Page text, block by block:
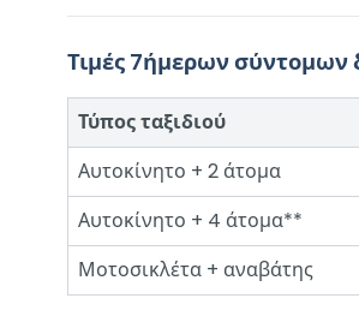
Τιμές 7ήμερων
Τύπος ταξιδιού
Αυτοκίνητο + 2 άτομα
Αυτοκίνητο + 4 άτομα**
Μοτοσικλέτα + αναβάτης